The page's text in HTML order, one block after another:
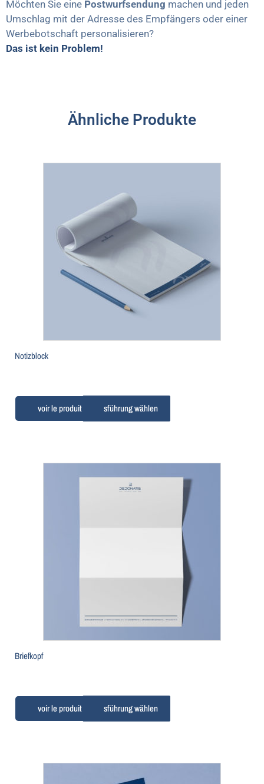
Möchten Sie eine Postwurfsendung machen und jeden
Umschlag mit der Adresse des Empfängers oder einer
Werbebotschaft personalisieren?
Das ist kein Problem!
Ähnliche Produkte
Notizblock
Ausführung wählen
Briefkopf
Ausführung wählen